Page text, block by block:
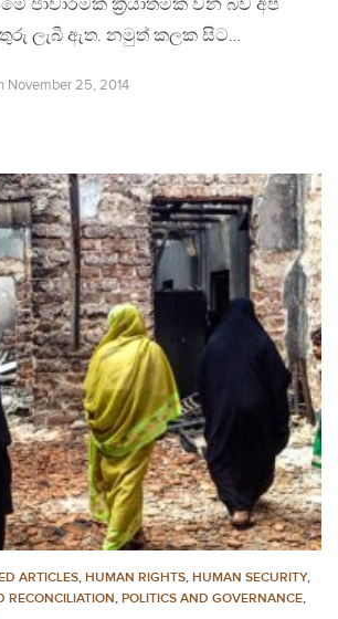
ජාවාරමක් ක‍්‍රියාත්මක වන බව අප
ලැබී ඇත. නමුත් කලක සිට…
November 25, 2014
ARTICLES, HUMAN RIGHTS, HUMAN SECURITY,
RECONCILIATION, POLITICS AND GOVERNANCE,